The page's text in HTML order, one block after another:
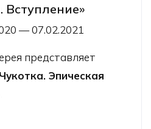
Вступление»
— 07.02.2021
представляет
Эпическая
выставка «Чукотка.